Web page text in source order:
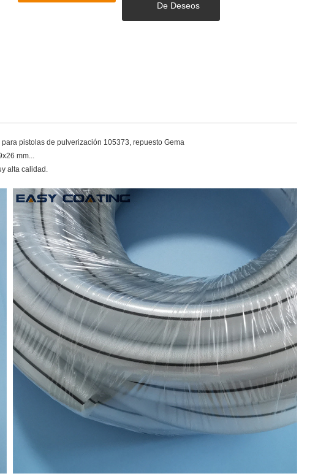
De Deseos
pistolas de pulverización 105373, repuesto Gema
mm...
alta calidad.